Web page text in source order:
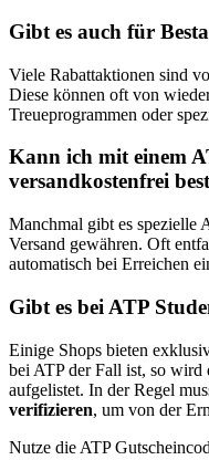
Gibt es auch für
Viele Rabattaktionen sind
Diese können oft von
Treueprogrammen oder
Kann ich mit einem
versandkostenfrei
Manchmal gibt es spezielle
Versand gewähren. Oft
automatisch bei Erreichen
Gibt es bei ATP
Einige Shops bieten
bei ATP der Fall ist, so wird
aufgelistet. In der Regel
verifizieren, um von der
Nutze die ATP